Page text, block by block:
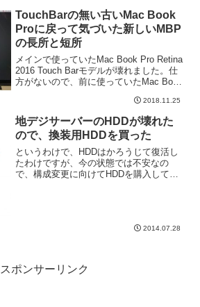
TouchBarの無い古いMac Book
Proに戻って気づいた新しいMBP
の長所と短所
メインで使っていたMac Book Pro Retina
2016 Touch Barモデルが壊れました。仕
方がないので、前に使っていたMac Book
っているのですが、色々と改めて気づ...
2018.11.25
地デジサーバーのHDDが壊れた
ので、換装用HDDを買った
というわけで、HDDはかろうじて復活し
たわけですが、今の状態では不安なの
で、構成変更に向けてHDDを購入してき
2014.07.28
スポンサーリンク